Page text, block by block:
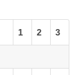
1 2 3